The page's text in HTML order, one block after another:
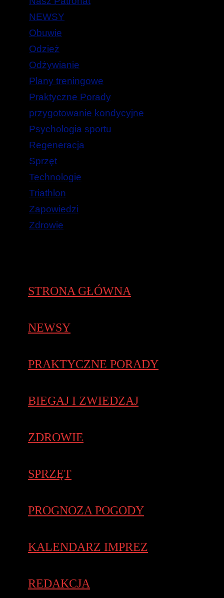
NEWSY
Obuwie
Odzież
Odżywianie
Plany treningowe
Praktyczne Porady
przygotowanie kondycyjne
Psychologia sportu
Regeneracja
Sprzęt
Technologie
Triathlon
Zapowiedzi
Zdrowie
STRONA GŁÓWNA
NEWSY
PRAKTYCZNE PORADY
BIEGAJ I ZWIEDZAJ
ZDROWIE
SPRZĘT
PROGNOZA POGODY
KALENDARZ IMPREZ
REDAKCJA